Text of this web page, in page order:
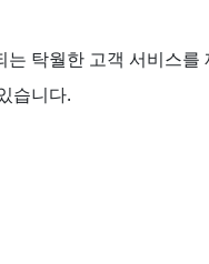
탁월한 고객 서비스를
습니다.